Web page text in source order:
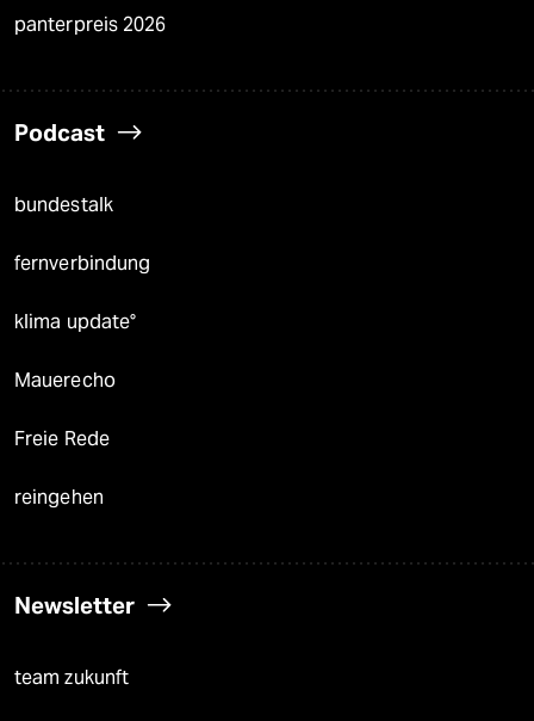
panterpreis 2026
Podcast
bundestalk
fernverbindung
klima update°
Mauerecho
Freie Rede
reingehen
Newsletter
team zukunft